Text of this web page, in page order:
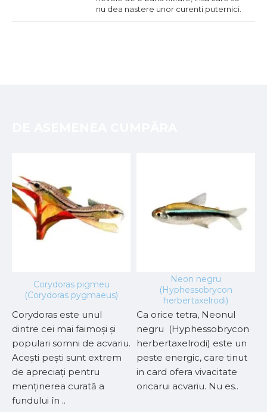
nu dea nastere unor curenti puternici.
Corydoras pigmeu
(Corydoras pygmaeus)
Corydoras este unul
dintre cei mai faimoși și
populari somni de acvariu.
Acești pești sunt extrem
de apreciați pentru
menținerea curată a
fundului în ..
Neon negru
(Hyphessobrycon
herbertaxelrodi)
Ca orice tetra, Neonul
negru (Hyphessobrycon
herbertaxelrodi) este un
peste energic, care tinut
in card ofera vivacitate
oricarui acvariu. Nu es..